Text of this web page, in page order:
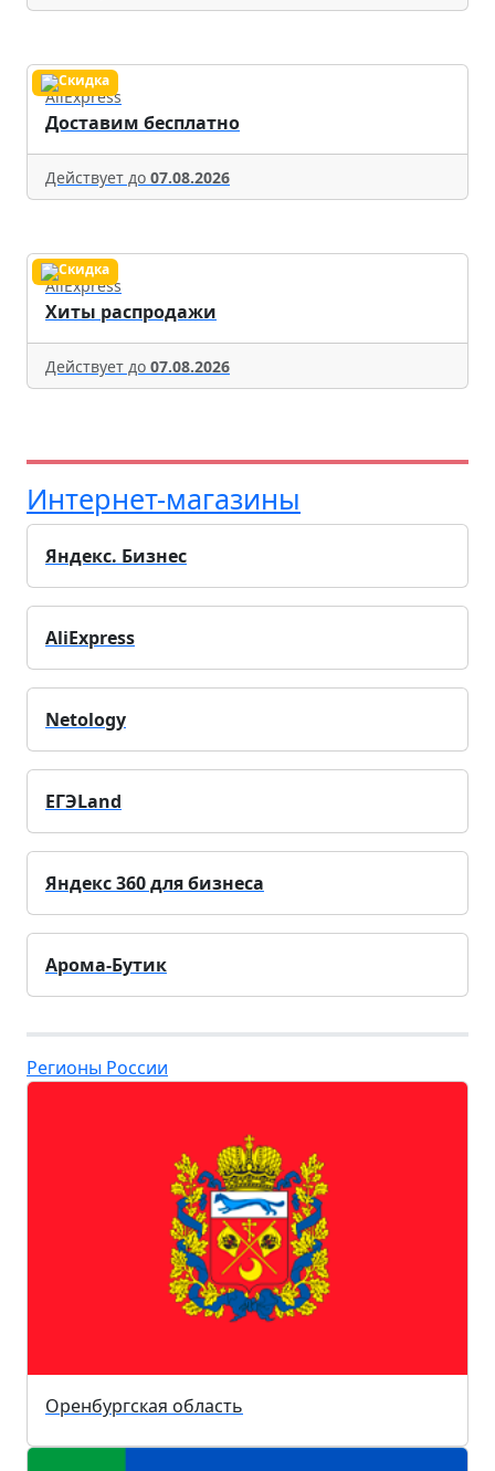
AliExpress
Доставим бесплатно
Действует до 07.08.2026
AliExpress
Хиты распродажи
Действует до 07.08.2026
Интернет-магазины
Яндекс. Бизнес
AliExpress
Netology
ЕГЭLand
Яндекс 360 для бизнеса
Арома-Бутик
Регионы России
Оренбургская область